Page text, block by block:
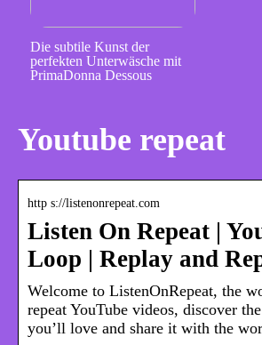
Die subtile Kunst der
perfekten Unterwäsche mit
PrimaDonna Dessous
Youtube repeat
http s://listenonrepeat.com
Listen On Repeat |
Loop | Replay and
Welcome to ListenOnRepeat, the
repeat YouTube videos, discover
you’ll love and share it with the